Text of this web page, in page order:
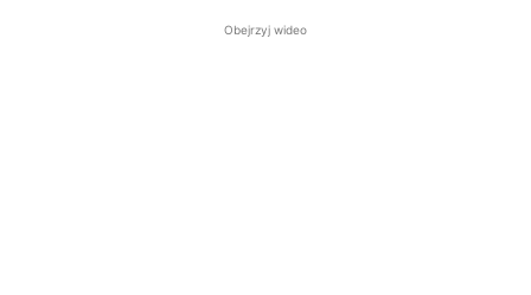
Obejrzyj wideo